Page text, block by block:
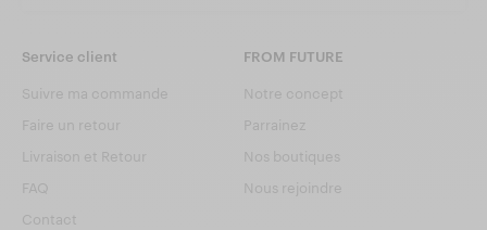
Service client
Suivre ma commande
Faire un retour
Livraison et Retour
FAQ
Contact
FROM FUTURE
Notre concept
Parrainez
Nos boutiques
Nous rejoindre